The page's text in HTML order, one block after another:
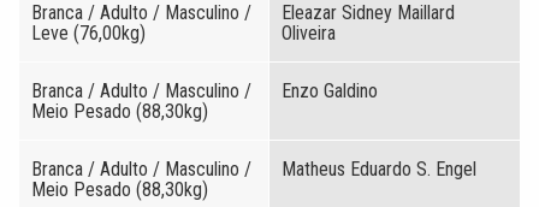
Branca / Adulto / Masculino /
Leve (76,00kg)
Eleazar Sidney Maillard
Oliveira
Branca / Adulto / Masculino /
Meio Pesado (88,30kg)
Enzo Galdino
Branca / Adulto / Masculino /
Meio Pesado (88,30kg)
Matheus Eduardo S. Engel